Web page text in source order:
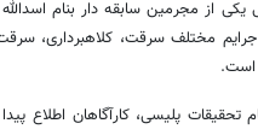
، ۱۱ بار به اتهام ارتکاب جرایم مختلف سرقت،
است.
پلیسی، کارآگاهان اطلاع پیدا